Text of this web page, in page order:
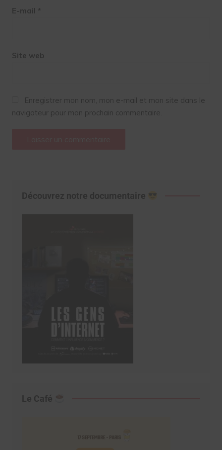
E-mail *
Site web
Enregistrer mon nom, mon e-mail et mon site dans le
navigateur pour mon prochain commentaire.
Découvrez notre documentaire
Le Café